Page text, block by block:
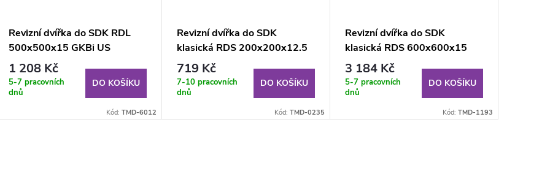
Revizní dvířka do SDK RDL
500x500x15 GKBi US
1 208 Kč
5-7 pracovních
dnů
DO KOŠÍKU
Kód: TMD-6012
Revizní dvířka do SDK
klasická RDS 200x200x12.5
mm GKB US
719 Kč
7-10 pracovních
dnů
DO KOŠÍKU
Kód: TMD-0235
Revizní dvířka do SDK
klasická RDS 600x600x15
mm GKF KL protipožární
3 184 Kč
5-7 pracovních
dnů
DO KOŠÍKU
Kód: TMD-1193